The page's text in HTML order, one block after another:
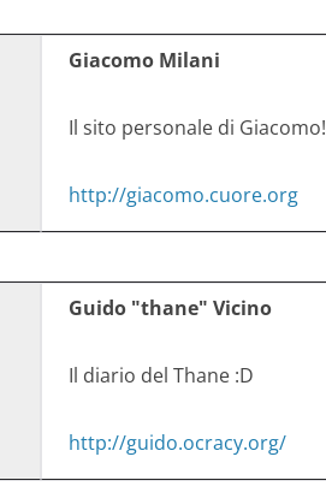
Giacomo Milani
Il sito personale di Giacomo!
http://giacomo.cuore.org
Guido "thane" Vicino
Il diario del Thane :D
http://guido.ocracy.org/